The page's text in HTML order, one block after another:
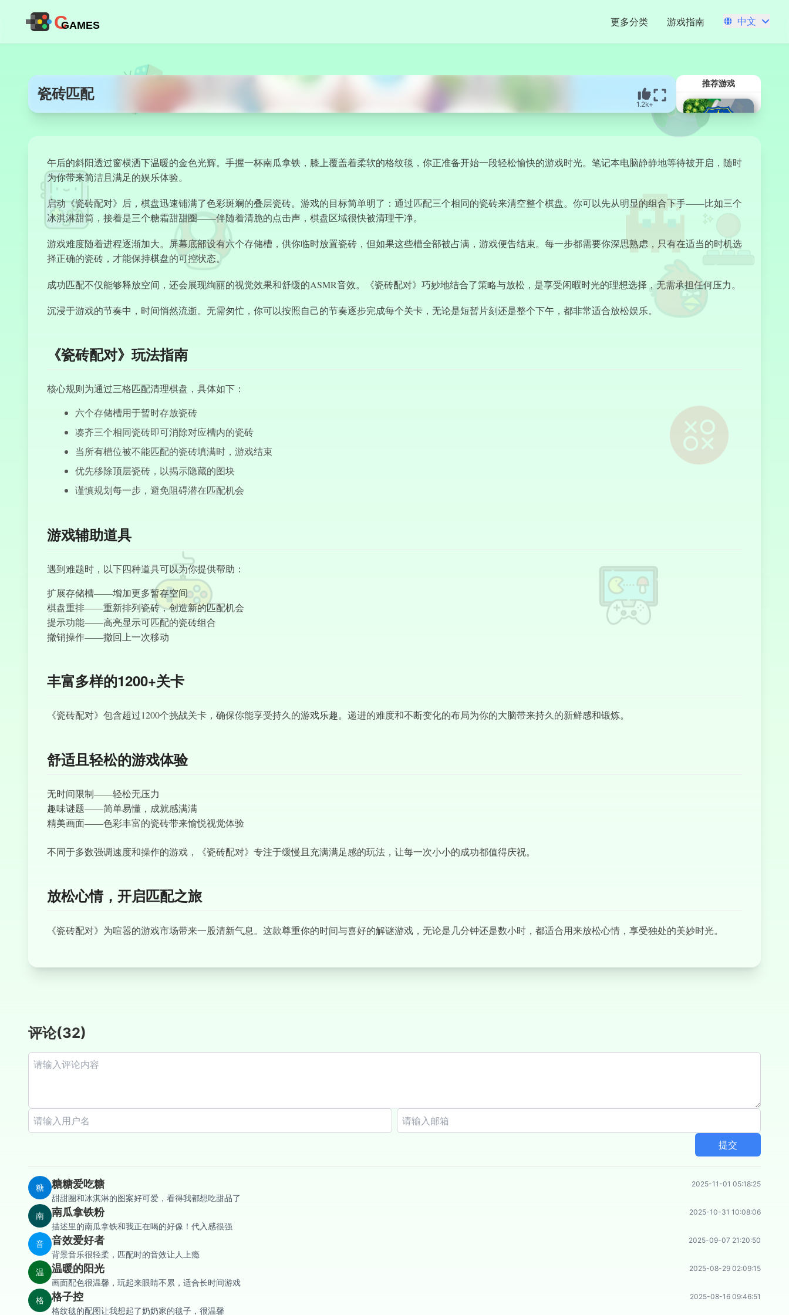
CGAMES 更多分类 游戏指南 中文
瓷砖匹配
1.2k+
推荐游戏
吸血鬼幸存者
库兹巴斯恐怖
午后的斜阳透过窗棂洒下温暖的金色光辉。手握一杯南瓜拿铁，膝上覆盖着柔软的格纹毯，你正准备开始一段轻松愉快的游戏时光。笔记本电脑静静地等待被开启，随时
为你带来简洁且满足的娱乐体验。
启动《瓷砖配对》后，棋盘迅速铺满了色彩斑斓的叠层瓷砖。游戏的目标简单明了：通过匹配三个相同的瓷砖来清空整个棋盘。你可以先从明显的组合下手——比如三个
冰淇淋甜筒，接着是三个糖霜甜甜圈——伴随着清脆的点击声，棋盘区域很快被清理干净。
游戏难度随着进程逐渐加大。屏幕底部设有六个存储槽，供你临时放置瓷砖，但如果这些槽全部被占满，游戏便告结束。每一步都需要你深思熟虑，只有在适当的时机选
择正确的瓷砖，才能保持棋盘的可控状态。
成功匹配不仅能够释放空间，还会展现绚丽的视觉效果和舒缓的ASMR音效。《瓷砖配对》巧妙地结合了策略与放松，是享受闲暇时光的理想选择，无需承担任何压力。
沉浸于游戏的节奏中，时间悄然流逝。无需匆忙，你可以按照自己的节奏逐步完成每个关卡，无论是短暂片刻还是整个下午，都非常适合放松娱乐。
《瓷砖配对》玩法指南
核心规则为通过三格匹配清理棋盘，具体如下：
六个存储槽用于暂时存放瓷砖
凑齐三个相同瓷砖即可消除对应槽内的瓷砖
当所有槽位被不能匹配的瓷砖填满时，游戏结束
优先移除顶层瓷砖，以揭示隐藏的图块
谨慎规划每一步，避免阻碍潜在匹配机会
游戏辅助道具
遇到难题时，以下四种道具可以为你提供帮助：
扩展存储槽——增加更多暂存空间
棋盘重排——重新排列瓷砖，创造新的匹配机会
提示功能——高亮显示可匹配的瓷砖组合
撤销操作——撤回上一次移动
丰富多样的1200+关卡
《瓷砖配对》包含超过1200个挑战关卡，确保你能享受持久的游戏乐趣。递进的难度和不断变化的布局为你的大脑带来持久的新鲜感和锻炼。
舒适且轻松的游戏体验
无时间限制——轻松无压力
趣味谜题——简单易懂，成就感满满
精美画面——色彩丰富的瓷砖带来愉悦视觉体验
不同于多数强调速度和操作的游戏，《瓷砖配对》专注于缓慢且充满满足感的玩法，让每一次小小的成功都值得庆祝。
放松心情，开启匹配之旅
《瓷砖配对》为喧嚣的游戏市场带来一股清新气息。这款尊重你的时间与喜好的解谜游戏，无论是几分钟还是数小时，都适合用来放松心情，享受独处的美妙时光。
评论(32)
提交
糖 糖糖爱吃糖 2025-11-01 05:18:25
甜甜圈和冰淇淋的图案好可爱，看得我都想吃甜品了
南
南瓜拿铁粉 2025-10-31 10:08:06
描述里的南瓜拿铁和我正在喝的好像！代入感很强
音
音效爱好者 2025-09-07 21:20:50
背景音乐很轻柔，匹配时的音效让人上瘾
温
温暖的阳光 2025-08-29 02:09:15
画面配色很温馨，玩起来眼睛不累，适合长时间游戏
格
格子控 2025-08-16 09:46:51
格纹毯的配图让我想起了奶奶家的毯子，很温馨